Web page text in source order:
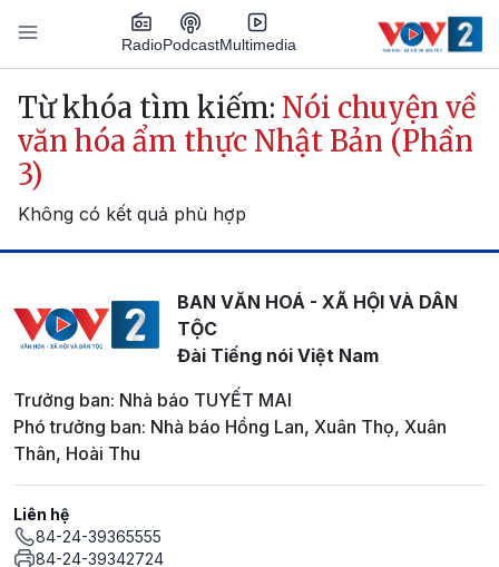
Nhảy đến nội dung
RadioPodcastMultimedia
Main navigation
Từ khóa tìm kiếm: Nói chuyện về
văn hóa ẩm thực Nhật Bản (Phần
3)
Không có kết quả phù hợp
BAN VĂN HOÁ - XÃ HỘI VÀ DÂN
TỘC
Đài Tiếng nói Việt Nam
Trưởng ban: Nhà báo TUYẾT MAI
Phó trưởng ban: Nhà báo Hồng Lan, Xuân Thọ, Xuân
Thân, Hoài Thu
Liên hệ
84-24-39365555
84-24-39342724